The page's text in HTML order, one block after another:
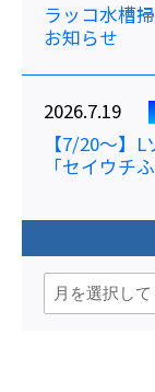
ラッコ水槽
お知らせ
2026.7.19
【7/20～】
「セイウチ